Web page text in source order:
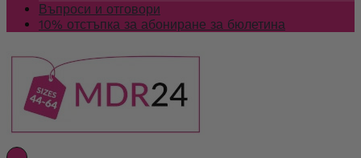
Въпроси и отговори
10% отстъпка за абониране за бюлетина